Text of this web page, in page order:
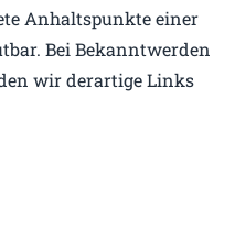
Anhaltspunkte einer
Bei Bekanntwerden
wir derartige Links